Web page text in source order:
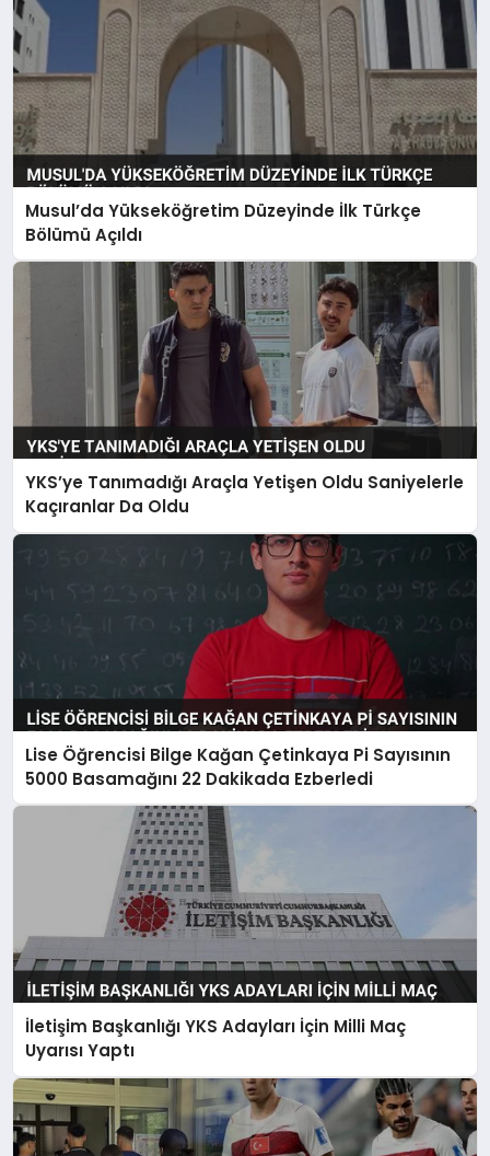
Musul’da Yükseköğretim Düzeyinde İlk Türkçe
Bölümü Açıldı
YKS’ye Tanımadığı Araçla Yetişen Oldu Saniyelerle
Kaçıranlar Da Oldu
Lise Öğrencisi Bilge Kağan Çetinkaya Pi Sayısının
5000 Basamağını 22 Dakikada Ezberledi
İletişim Başkanlığı YKS Adayları İçin Milli Maç
Uyarısı Yaptı